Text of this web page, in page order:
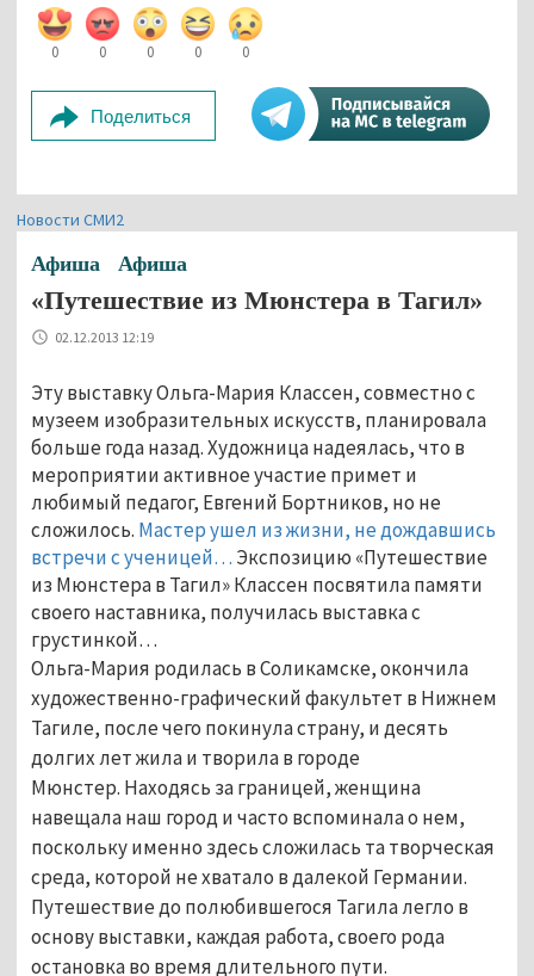
0 0 0 0 0
Поделиться
Новости СМИ2
Афиша Афиша
«Путешествие из Мюнстера в Тагил»
02.12.2013 12:19
Эту выставку Ольга-Мария Классен, совместно с
музеем изобразительных искусств, планировала
больше года назад. Художница надеялась, что в
мероприятии активное участие примет и
любимый педагог, Евгений Бортников, но не
сложилось. Мастер ушел из жизни, не дождавшись
встречи с ученицей… Экспозицию «Путешествие
из Мюнстера в Тагил» Классен посвятила памяти
своего наставника, получилась выставка с
грустинкой…
Ольга-Мария родилась в Соликамске, окончила
художественно-графический факультет в Нижнем
Тагиле, после чего покинула страну, и десять
долгих лет жила и творила в городе
Мюнстер. Находясь за границей, женщина
навещала наш город и часто вспоминала о нем,
поскольку именно здесь сложилась та творческая
среда, которой не хватало в далекой Германии.
Путешествие до полюбившегося Тагила легло в
основу выставки, каждая работа, своего рода
остановка во время длительного пути.